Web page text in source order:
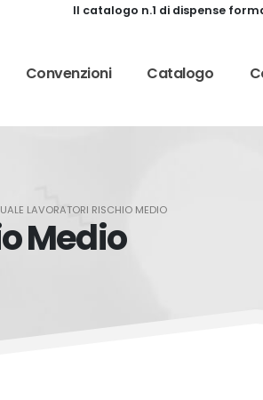
Il catalogo n.1 di dispense
Convenzioni Catalogo
LAVORATORI RISCHIO MEDIO
Medio